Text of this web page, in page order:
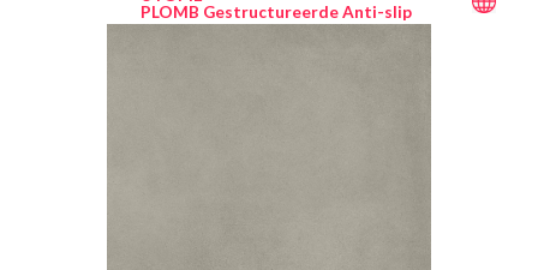
PLOMB Gestructureerde Anti-slip